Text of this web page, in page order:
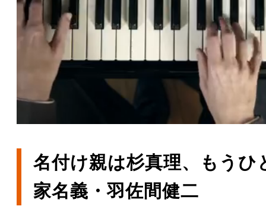
名付け親は杉真理、もうひ
家名義・羽佐間健二